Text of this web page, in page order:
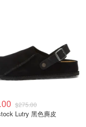
$275.00
Lutry 黑色麂皮